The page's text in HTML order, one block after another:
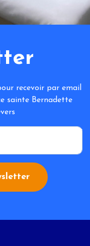
recevoir par email
sainte Bernadette
*